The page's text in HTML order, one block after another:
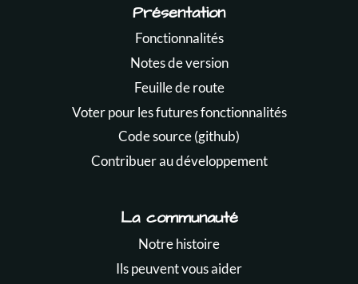
Présentation
Fonctionnalités
Notes de version
Feuille de route
Voter pour les futures fonctionnalités
Code source (github)
Contribuer au développement
La communauté
Notre histoire
Ils peuvent vous aider